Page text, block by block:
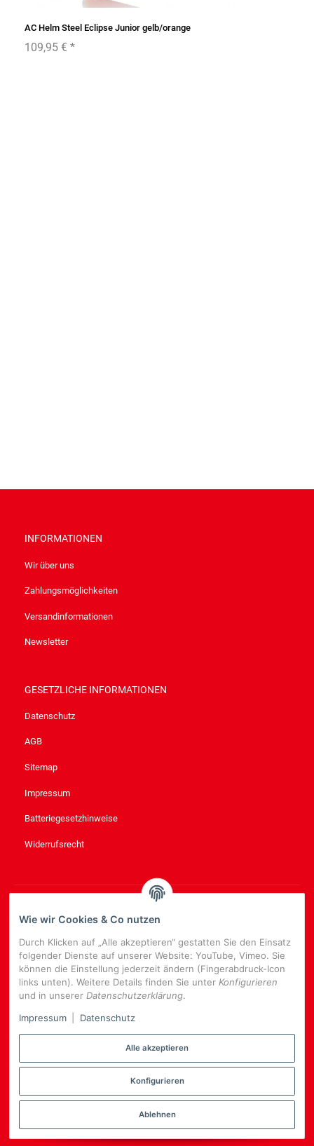
AC Helm Steel Eclipse Junior gelb/orange
109,95 € *
INFORMATIONEN
Wir über uns
Zahlungsmöglichkeiten
Versandinformationen
Newsletter
GESETZLICHE INFORMATIONEN
Datenschutz
AGB
Sitemap
Impressum
Batteriegesetzhinweise
Widerrufsrecht
NEWSLETTER ABONNIEREN
Bitte senden Sie mir entsprechend Ihrer
Datenschutzerklärung
regelmäßig und jederzeit widerruflich Informationen zu Ihrem
Produktsortiment per E-Mail zu.
E-
Mail-
Adresse
NEWSLETTER
Datenschutz-Einstellungen
Wie wir Cookies & Co nutzen
Durch Klicken auf „Alle akzeptieren“ gestatten Sie den Einsatz
folgender Dienste auf unserer Website: YouTube, Vimeo. Sie
können die Einstellung jederzeit ändern (Fingerabdruck-Icon
links unten). Weitere Details finden Sie unter Konfigurieren
und in unserer Datenschutzerklärung.
Impressum
Datenschutz
Alle akzeptieren
Konfigurieren
Ablehnen